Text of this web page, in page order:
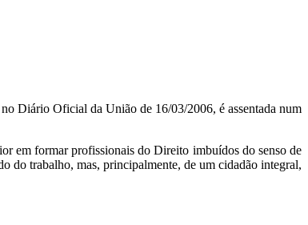
Diário Oficial da União de 16/03/2006, é assentada num
em formar profissionais do Direito imbuídos do senso de
do trabalho, mas, principalmente, de um cidadão integral,